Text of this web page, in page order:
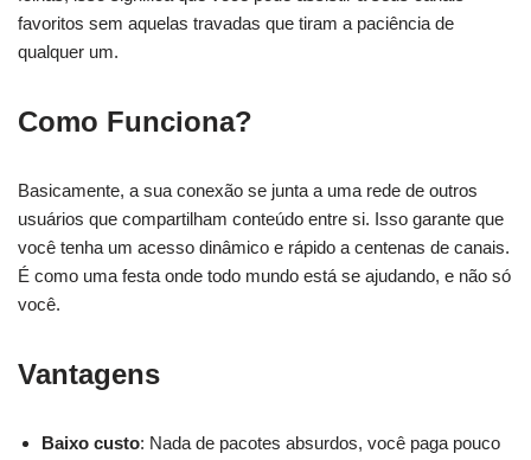
favoritos sem aquelas travadas que tiram a paciência de
qualquer um.
Como Funciona?
Basicamente, a sua conexão se junta a uma rede de outros
usuários que compartilham conteúdo entre si. Isso garante que
você tenha um acesso dinâmico e rápido a centenas de canais.
É como uma festa onde todo mundo está se ajudando, e não só
você.
Vantagens
Baixo custo: Nada de pacotes absurdos, você paga pouco